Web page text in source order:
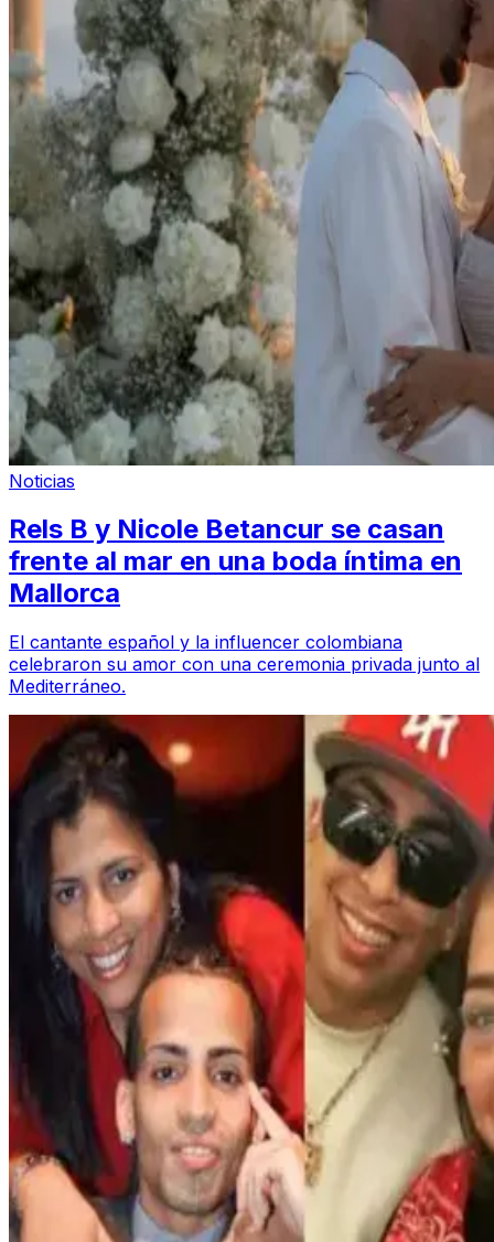
Noticias
Rels B y Nicole Betancur se casan
frente al mar en una boda íntima en
Mallorca
El cantante español y la influencer colombiana
celebraron su amor con una ceremonia privada junto al
Mediterráneo.